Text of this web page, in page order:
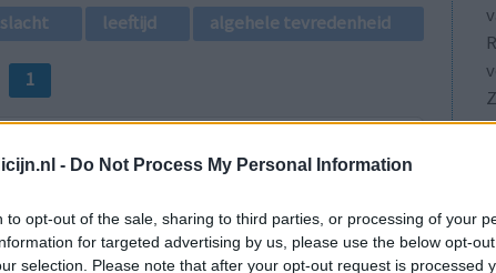
- Do Not Process My Personal Information
to opt-out of the sale, sharing to third parties, or processing of your
for targeted advertising by us, please use the below opt-
selection. Please note that after your opt-out request is processed
leeftijd algehele tevredenheid
1